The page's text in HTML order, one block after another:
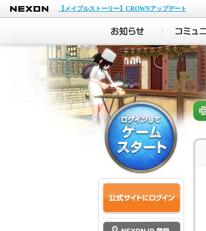
NEXON
【メイプルストーリー】CROWNアップデート